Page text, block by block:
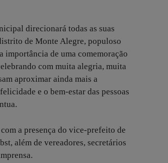
direcionará todas as suas
de Monte Alegre, populoso
importância de uma comemoração
com muita alegria, muita
aproximar ainda mais a
e o bem-estar das pessoas
a presença do vice-prefeito de
além de vereadores, secretários